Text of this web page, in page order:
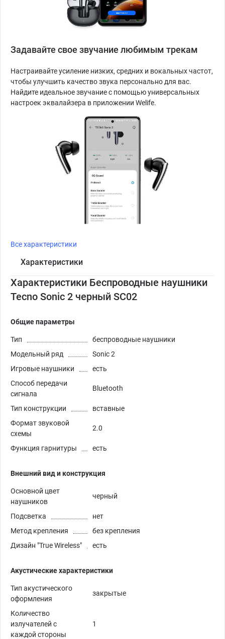
Задавайте свое звучание любимым трекам
Настраивайте усиление низких, средних и вокальных частот,
чтобы улучшить качество звука персонально для вас.
Найдите идеальное звучание с помощью универсальных
настроек эквалайзера в приложении Welife.
Все характеристики
Характеристики
Характеристики Беспроводные наушники
Tecno Sonic 2 черный SC02
Общие параметры
Тип
беспроводные наушники
Модельный ряд
Sonic 2
Игровые наушники
есть
Способ передачи
сигнала
Bluetooth
Тип конструкции
вставные
Формат звуковой
схемы
2.0
Функция гарнитуры есть
Внешний вид и конструкция
Основной цвет
наушников
черный
Подсветка
нет
Метод крепления
без крепления
Дизайн "True Wireless"
есть
Акустические характеристики
Тип акустического
оформления
закрытые
Количество
излучателей с
каждой стороны
1